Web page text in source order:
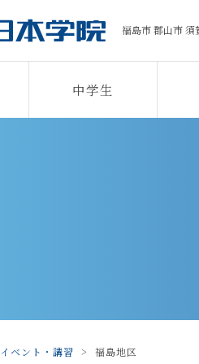
福島市 郡山市 須
中学生
イベント・講習 > 福島地区